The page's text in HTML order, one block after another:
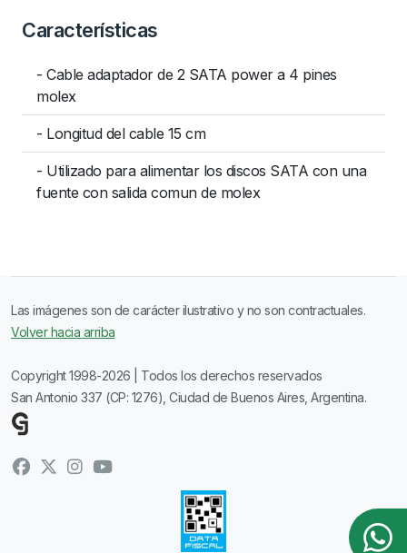
Características
- Cable adaptador de 2 SATA power a 4 pines
molex
- Longitud del cable 15 cm
- Utilizado para alimentar los discos SATA con una
fuente con salida comun de molex
Las imágenes son de carácter ilustrativo y no son contractuales.
Volver hacia arriba
Copyright 1998-2026 | Todos los derechos reservados
San Antonio 337 (CP: 1276), Ciudad de Buenos Aires, Argentina.